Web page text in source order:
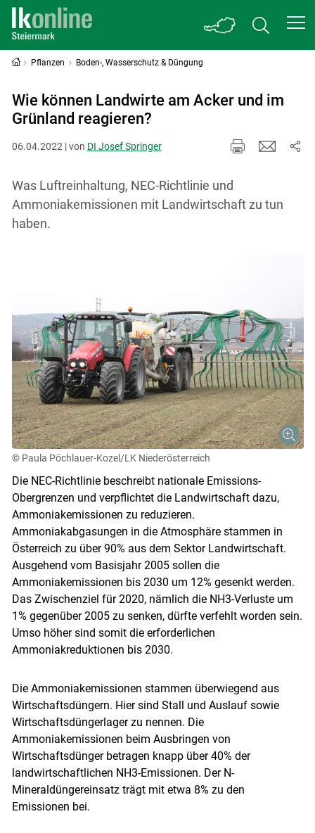
Pflanzen Boden-, Wasserschutz & Düngung
Wie können Landwirte am Acker und im
Grünland reagieren?
06.04.2022 | von DI Josef Springer
Was Luftreinhaltung, NEC-Richtlinie und
Ammoniakemissionen mit Landwirtschaft zu tun
haben.
© Paula Pöchlauer-Kozel/LK Niederösterreich
Die NEC-Richtlinie beschreibt nationale Emissions-
Obergrenzen und verpflichtet die Landwirtschaft dazu,
Ammoniakemissionen zu reduzieren.
Ammoniakabgasungen in die Atmosphäre stammen in
Österreich zu über 90% aus dem Sektor Landwirtschaft.
Ausgehend vom Basisjahr 2005 sollen die
Ammoniakemissionen bis 2030 um 12% gesenkt werden.
Das Zwischenziel für 2020, nämlich die NH3-Verluste um
1% gegenüber 2005 zu senken, dürfte verfehlt worden sein.
Umso höher sind somit die erforderlichen
Ammoniakreduktionen bis 2030.
Die Ammoniakemissionen stammen überwiegend aus
Wirtschaftsdüngern. Hier sind Stall und Auslauf sowie
Wirtschaftsdüngerlager zu nennen. Die
Ammoniakemissionen beim Ausbringen von
Wirtschaftsdünger betragen knapp über 40% der
landwirtschaftlichen NH3-Emissionen. Der N-
Mineraldüngereinsatz trägt mit etwa 8% zu den
Emissionen bei.